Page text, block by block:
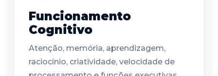
Funcionamento
Cognitivo
Atenção, memória, aprendizagem,
raciocínio, criatividade, velocidade de